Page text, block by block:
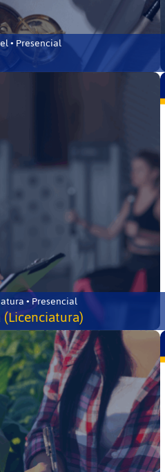
• Presencial
• Presencial